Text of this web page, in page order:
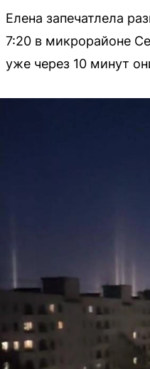
Елена запечатлела
7:20 в микрорайоне
уже через 10 минут